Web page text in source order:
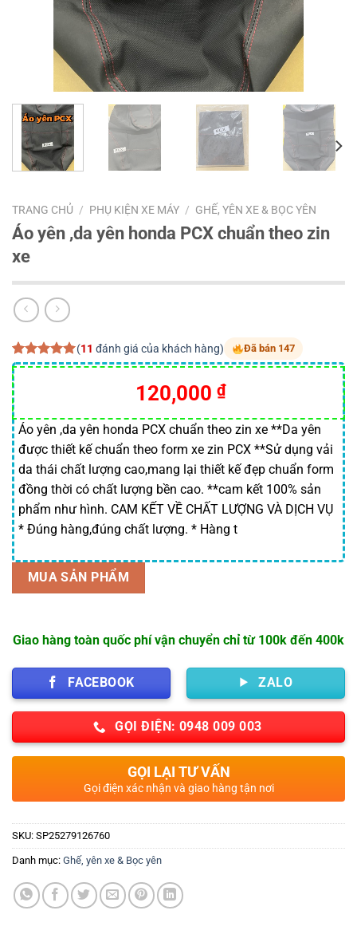
TRANG CHỦ / PHỤ KIỆN XE MÁY / GHẾ, YÊN XE & BỌC YÊN
Áo yên ,da yên honda PCX chuẩn theo zin
xe
5.00trên 5
dựa trên
11
đánh giá
(11 đánh giá của khách hàng) Đã bán 147
120,000 ₫
Áo yên ,da yên honda PCX chuẩn theo zin xe **Da yên
được thiết kế chuẩn theo form xe zin PCX **Sử dụng vải
da thái chất lượng cao,mang lại thiết kế đẹp chuẩn form
đồng thời có chất lượng bền cao. **cam kết 100% sản
phẩm như hình. CAM KẾT VỀ CHẤT LƯỢNG VÀ DỊCH VỤ
* Đúng hàng,đúng chất lượng. * Hàng t
MUA SẢN PHẨM
Giao hàng toàn quốc phí vận chuyển chỉ từ 100k đến 400k
FACEBOOK ZALO
GỌI ĐIỆN: 0948 009 003
GỌI LẠI TƯ VẤN
Gọi điện xác nhận và giao hàng tận nơi
SKU: SP25279126760
Danh mục: Ghế, yên xe & Bọc yên